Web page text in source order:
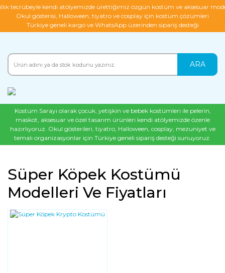
tecrübeyle kendi atölyemizde ürettiğimiz özgün kostüm ve aksesuar
Okul gösterisi, Halloween, tiyatro ve cosplay için kostüm çözümleri
Türkiye geneli kargo ve WhatsApp üzerinden sipariş desteği
ARA
Kostüm Sarayı olarak çocuk, yetişkin ve bebek kostümleri ile pelerin,
maskot, aksesuar ve özel tasarım ürünleri kendi atölyemizde özenle
hazırlıyoruz. Okul gösterileri, tiyatro, Halloween, cosplay, mezuniyet ve
temalı organizasyonlar için Türkiye geneli sipariş desteği sunuyoruz.
Süper Köpek Kostümü
Modelleri Ve Fiyatları